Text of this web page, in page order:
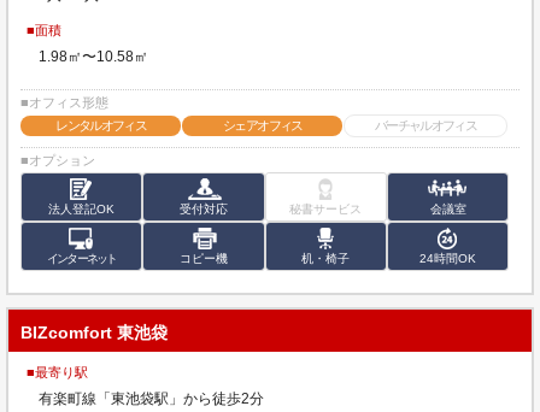
■面積
1.98㎡〜10.58㎡
■オフィス形態
レンタルオフィス
シェアオフィス バーチャルオフィス
■オプション
法人登記OK 受付対応 秘書サービス 会議室
インターネット コピー機 机・椅子 24時間OK
BIZcomfort 東池袋
■最寄り駅
有楽町線「東池袋駅」から徒歩2分